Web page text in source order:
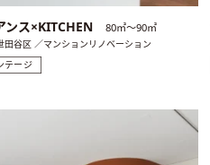
ンス×KITCHEN 80㎡〜90㎡
田谷区 ／マンションリノベーション
テージ